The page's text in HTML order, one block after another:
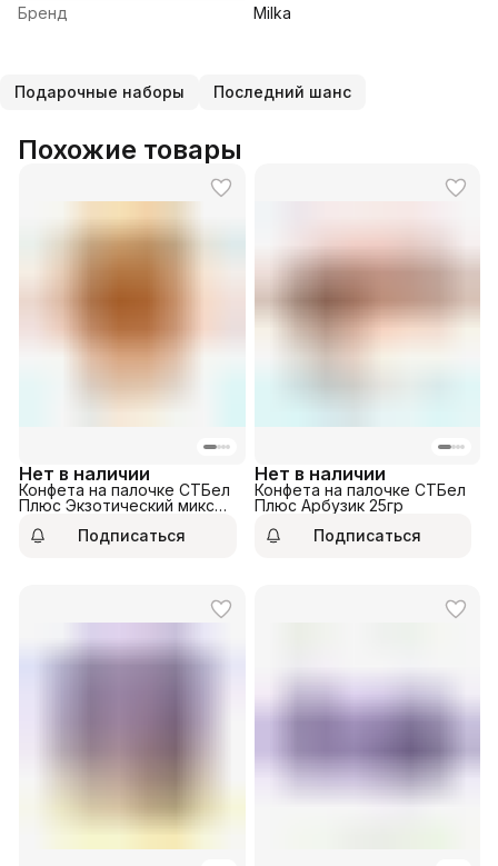
Бренд
Milka
Подарочные наборы Последний шанс
Похожие товары
Нет в наличии
Конфета на палочке СТБел
Плюс Экзотический микс
Подписаться
Нет в наличии
Конфета на палочке СТБел
Плюс Арбузик 25гр
Подписаться